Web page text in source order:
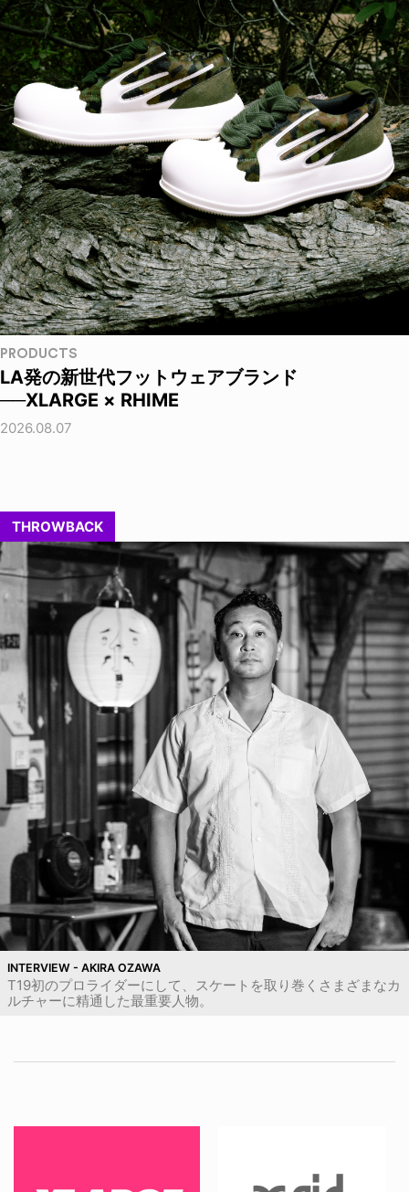
PRODUCTS
LA発の新世代フットウェアブランド
──XLARGE × RHIME
2026.08.07
THROWBACK
INTERVIEW - AKIRA OZAWA
T19初のプロライダーにして、スケートを取り巻くさまざまなカ
ルチャーに精通した最重要人物。